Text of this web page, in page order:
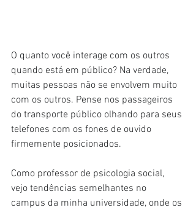
O quanto você interage com os outros
quando está em público? Na verdade,
muitas pessoas não se envolvem muito
com os outros. Pense nos passageiros
do transporte público olhando para seus
telefones com os fones de ouvido
firmemente posicionados.
Como professor de psicologia social,
vejo tendências semelhantes no
campus da minha universidade, onde os